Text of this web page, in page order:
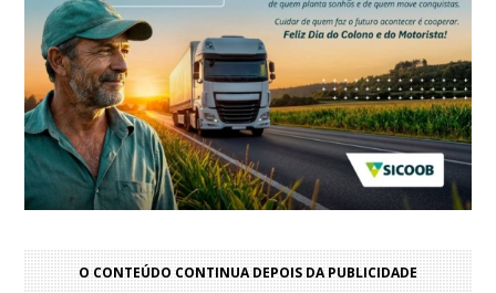
O CONTEÚDO CONTINUA DEPOIS DA PUBLICIDADE